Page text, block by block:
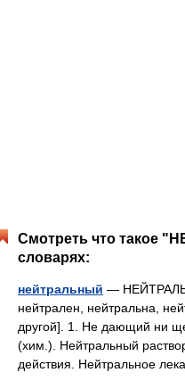
Смотреть что такое
словарях:
нейтральный —
нейтрален, нейтральна,
другой]. 1. Не дающий ни
(хим.). Нейтральный
действия. Нейтральное